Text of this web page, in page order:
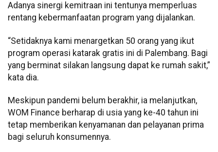
Adanya sinergi kemitraan ini tentunya memperluas
rentang kebermanfaatan program yang dijalankan.
“Setidaknya kami menargetkan 50 orang yang ikut
program operasi katarak gratis ini di Palembang. Bagi
yang berminat silakan langsung dapat ke rumah sakit,”
kata dia.
Meskipun pandemi belum berakhir, ia melanjutkan,
WOM Finance berharap di usia yang ke-40 tahun ini
tetap memberikan kenyamanan dan pelayanan prima
bagi seluruh konsumennya.